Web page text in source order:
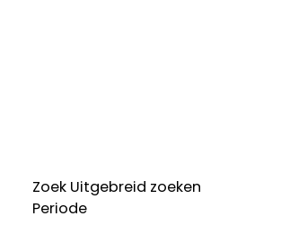
Zoek Uitgebreid zoeken
Periode